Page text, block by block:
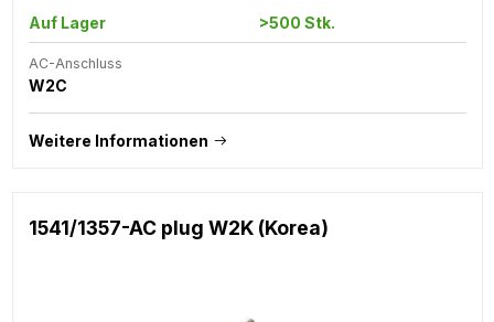
Auf Lager >500 Stk.
AC-Anschluss
W2C
Weitere Informationen
1541/1357-AC plug W2K (Korea)